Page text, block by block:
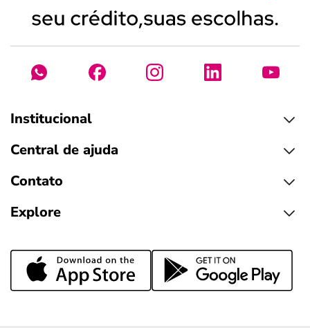
Institucional
Central de ajuda
Contato
Explore